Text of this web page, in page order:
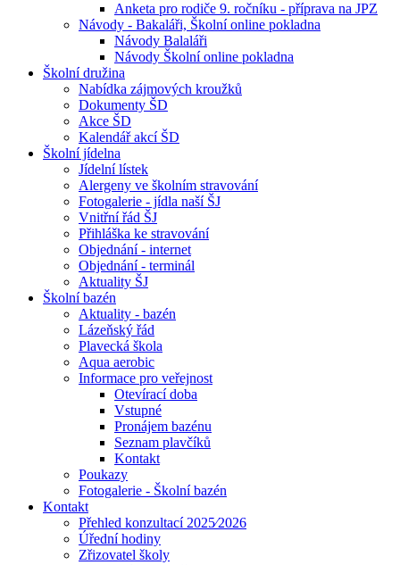
Anketa pro rodiče 9. ročníku - příprava na JPZ
Návody - Bakaláři, Školní online pokladna
Návody Balaláři
Návody Školní online pokladna
Školní družina
Nabídka zájmových kroužků
Dokumenty ŠD
Akce ŠD
Kalendář akcí ŠD
Školní jídelna
Jídelní lístek
Alergeny ve školním stravování
Fotogalerie - jídla naší ŠJ
Vnitřní řád ŠJ
Přihláška ke stravování
Objednání - internet
Objednání - terminál
Aktuality ŠJ
Školní bazén
Aktuality - bazén
Lázeňský řád
Plavecká škola
Aqua aerobic
Informace pro veřejnost
Otevírací doba
Vstupné
Pronájem bazénu
Seznam plavčíků
Kontakt
Poukazy
Fotogalerie - Školní bazén
Kontakt
Přehled konzultací 2025⁄2026
Úřední hodiny
Zřizovatel školy